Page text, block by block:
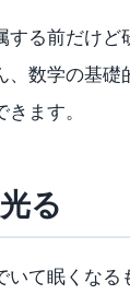
る前だけ
数学の基
ます。
る
て眠くな